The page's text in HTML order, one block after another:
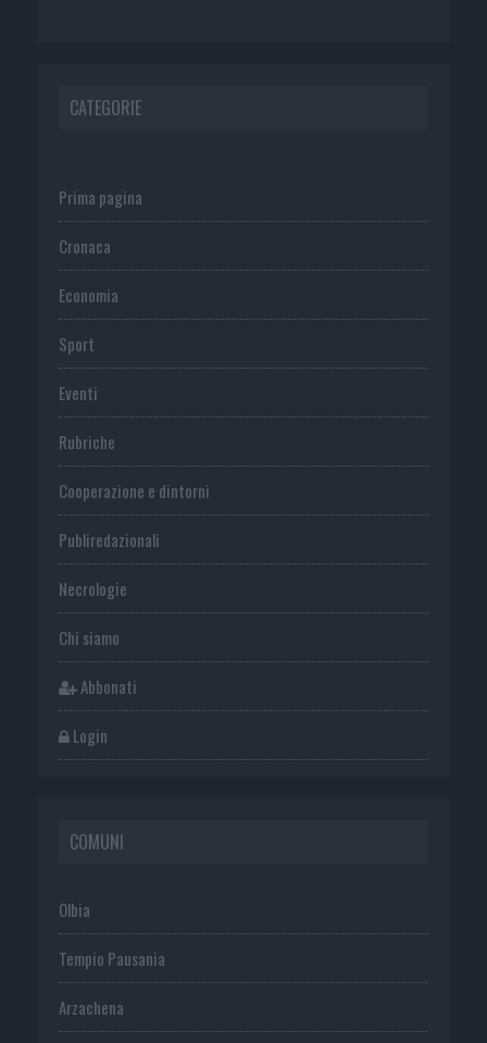
CATEGORIE
Prima pagina
Cronaca
Economia
Sport
Eventi
Rubriche
Cooperazione e dintorni
Publiredazionali
Necrologie
Chi siamo
Abbonati
Login
COMUNI
Olbia
Tempio Pausania
Arzachena